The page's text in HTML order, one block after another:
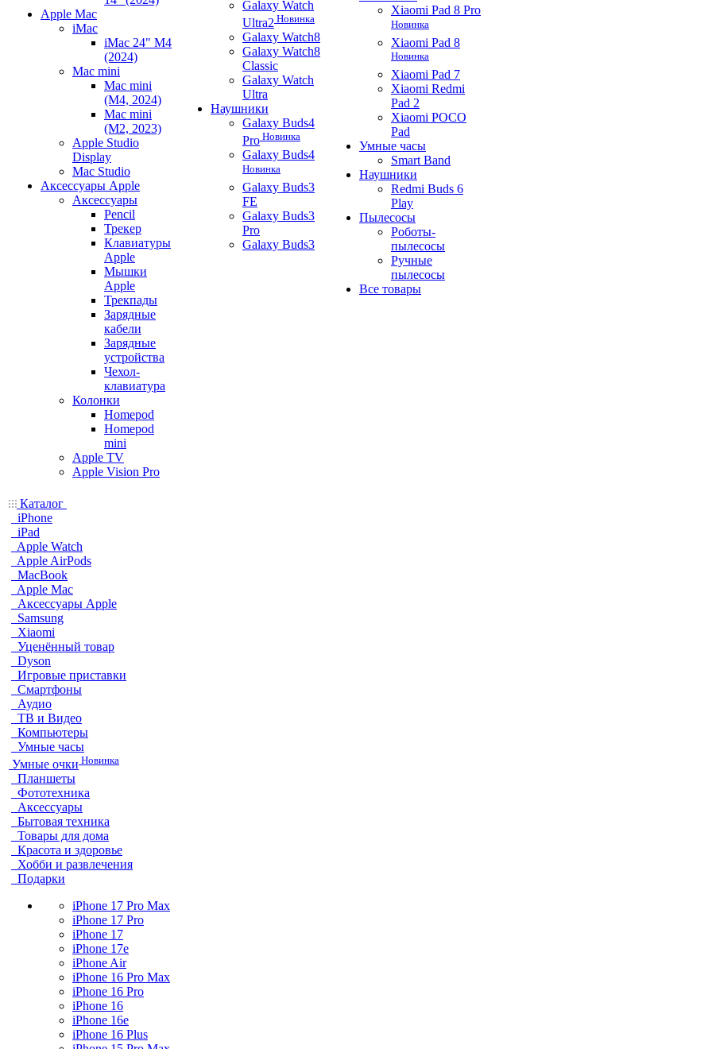
Apple Mac
iMac
iMac 24" M4
(2024)
Mac mini
Mac mini
(M4, 2024)
Mac mini
(M2, 2023)
Apple Studio
Display
Mac Studio
Аксессуары Apple
Аксессуары
Pencil
Трекер
Клавиатуры
Apple
Мышки
Apple
Трекпады
Зарядные
кабели
Зарядные
устройства
Чехол-
клавиатура
Колонки
Homepod
Homepod
mini
Apple TV
Apple Vision Pro
Galaxy Watch
Ultra2 Новинка
Galaxy Watch8
Galaxy Watch8
Classic
Galaxy Watch
Ultra
Наушники
Galaxy Buds4
Pro Новинка
Galaxy Buds4
Новинка
Galaxy Buds3
FE
Galaxy Buds3
Pro
Galaxy Buds3
Xiaomi Pad 8 Pro
Новинка
Xiaomi Pad 8
Новинка
Xiaomi Pad 7
Xiaomi Redmi
Pad 2
Xiaomi POCO
Pad
Умные часы
Smart Band
Наушники
Redmi Buds 6
Play
Пылесосы
Роботы-
пылесосы
Ручные
пылесосы
Все товары
Каталог
iPhone
iPad
Apple Watch
Apple AirPods
MacBook
Apple Mac
Аксессуары Apple
Samsung
Xiaomi
Уценённый товар
Dyson
Игровые приставки
Смартфоны
Аудио
ТВ и Видео
Компьютеры
Умные часы
Умные очки Новинка
Планшеты
Фототехника
Аксессуары
Бытовая техника
Товары для дома
Красота и здоровье
Хобби и развлечения
Подарки
iPhone 17 Pro Max
iPhone 17 Pro
iPhone 17
iPhone 17e
iPhone Air
iPhone 16 Pro Max
iPhone 16 Pro
iPhone 16
iPhone 16e
iPhone 16 Plus